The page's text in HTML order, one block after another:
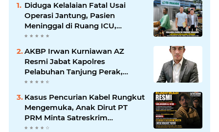
Diduga Kelalaian Fatal Usai
Operasi Jantung, Pasien
Meninggal di Ruang ICU,
Keluarga Tuntut RSUD dr.
Soewandhie Bertanggung
Jawab
AKBP Irwan Kurniawan AZ
Resmi Jabat Kapolres
Pelabuhan Tanjung Perak,
Pimpinan Redaksi
HarianMataBerita.com
Sampaikan Ucapan Selamat
Kasus Pencurian Kabel Rungkut
Mengemuka, Anak Dirut PT
PRM Minta Satreskrim
Polrestabes Surabaya Usut